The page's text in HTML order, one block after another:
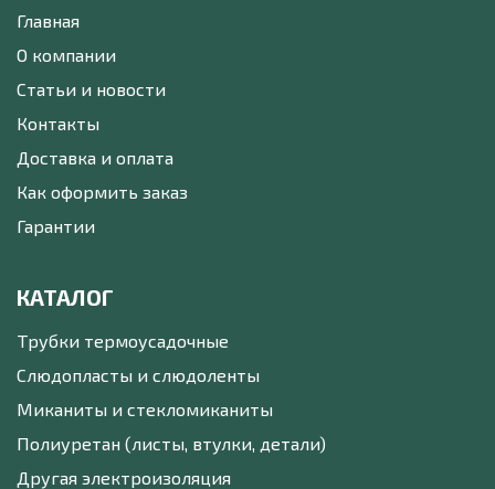
Главная
О компании
Статьи и новости
Контакты
Доставка и оплата
Как оформить заказ
Гарантии
КАТАЛОГ
Трубки термоусадочные
Слюдопласты и слюдоленты
Миканиты и стекломиканиты
Полиуретан (листы, втулки, детали)
Другая электроизоляция